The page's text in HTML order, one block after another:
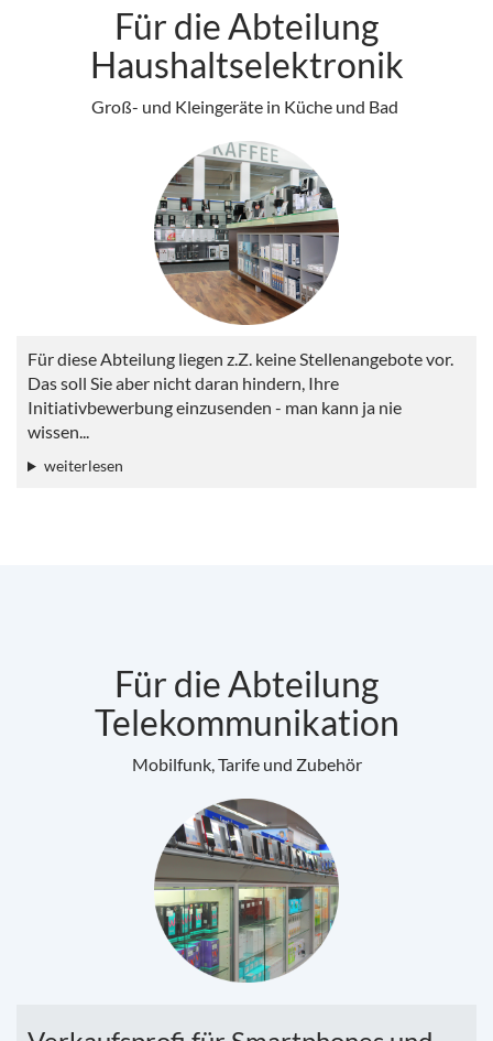
Für die Abteilung
Haushaltselektronik
Groß- und Kleingeräte in Küche und Bad
Für diese Abteilung liegen z.Z. keine Stellenangebote vor.
Das soll Sie aber nicht daran hindern, Ihre
Initiativbewerbung einzusenden - man kann ja nie
wissen...
weiterlesen
Für die Abteilung
Telekommunikation
Mobilfunk, Tarife und Zubehör